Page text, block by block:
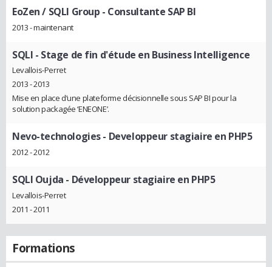
EoZen / SQLI Group - Consultante SAP BI
2013 - maintenant
SQLI - Stage de fin d'étude en Business Intelligence
Levallois-Perret
2013 - 2013
Mise en place d’une plateforme décisionnelle sous SAP BI pour la
solution packagée ‘ENEONE’.
Nevo-technologies- Developpeur stagiaire en PHP5
2012 - 2012
SQLI Oujda - Développeur stagiaire en PHP5
Levallois-Perret
2011 - 2011
Formations